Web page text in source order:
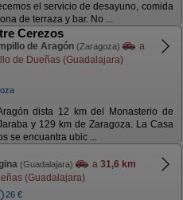
el servicio de desayuno, comida
de terraza y bar. No ...
Cerezos
de Aragón (Zaragoza)
a
de Dueñas (Guadalajara)
dista 12 km del Monasterio de
y 129 km de Zaragoza. La Casa
se encuantra ubic ...
(Guadalajara) a 31,6 km
(Guadalajara)
26 €